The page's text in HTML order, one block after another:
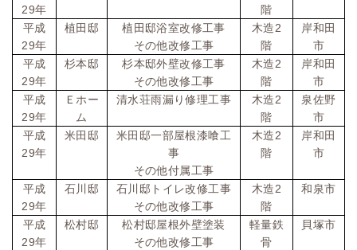
29年 階
平成
29年
植田邸
植田邸浴室改修工事
その他改修工事
木造2
階
岸和田
市
平成
29年
杉本邸
杉本邸外壁改修工事
その他改修工事
木造2
階
岸和田
市
平成
29年
Ｅホー
ム
清水荘雨漏り修理工事 木造2
階
泉佐野
市
平成
29年
米田邸
米田邸一部屋根漆喰工
事
その他付属工事
木造2
階
岸和田
市
平成
29年
石川邸
石川邸トイレ改修工事
その他改修工事
木造2
階
和泉市
平成
29年
松村邸
松村邸屋根外壁塗装
その他改修工事
軽量鉄
骨
貝塚市